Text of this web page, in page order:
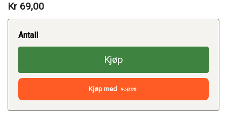
Kr 69,00
Antall
Kjøp
Kjøp med